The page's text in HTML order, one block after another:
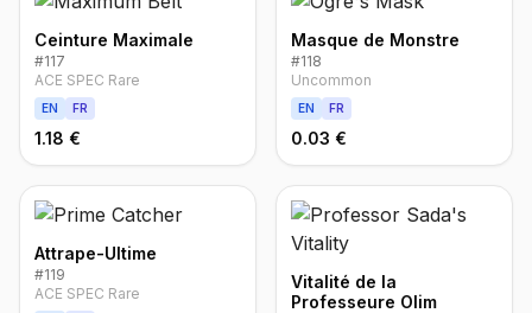
Ceinture Maximale
#117
ACE SPEC Rare
EN FR
1.18 €
Masque de Monstre
#118
Uncommon
EN FR
0.03 €
Attrape-Ultime
#119
ACE SPEC Rare
Vitalité de la
Professeure Olim